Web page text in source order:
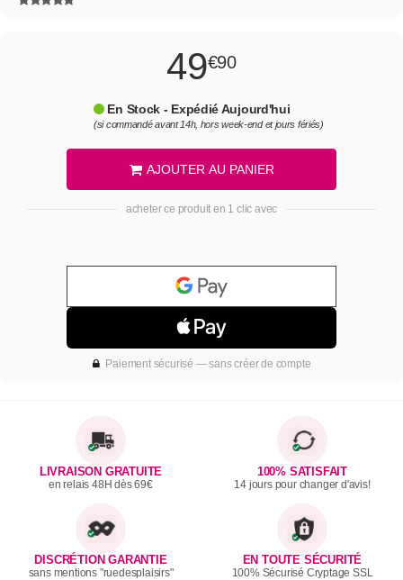
49€90
En Stock - Expédié Aujourd'hui
(si commandé avant 14h, hors week-end et jours fériés)
AJOUTER AU PANIER
acheter ce produit en 1 clic avec
Paiement sécurisé — sans créer de compte
LIVRAISON GRATUITE
en relais 48H dès 69€
100% SATISFAIT
14 jours pour changer d'avis!
DISCRÉTION GARANTIE
sans mentions "ruedesplaisirs"
EN TOUTE SÉCURITÉ
100% Sécurisé Cryptage SSL